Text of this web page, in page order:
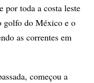
por toda a costa leste
golfo do México e o
as correntes em
começou a